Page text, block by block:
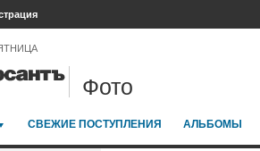
Фото
СВЕЖИЕ ПОСТУПЛЕНИЯ АЛЬБОМЫ